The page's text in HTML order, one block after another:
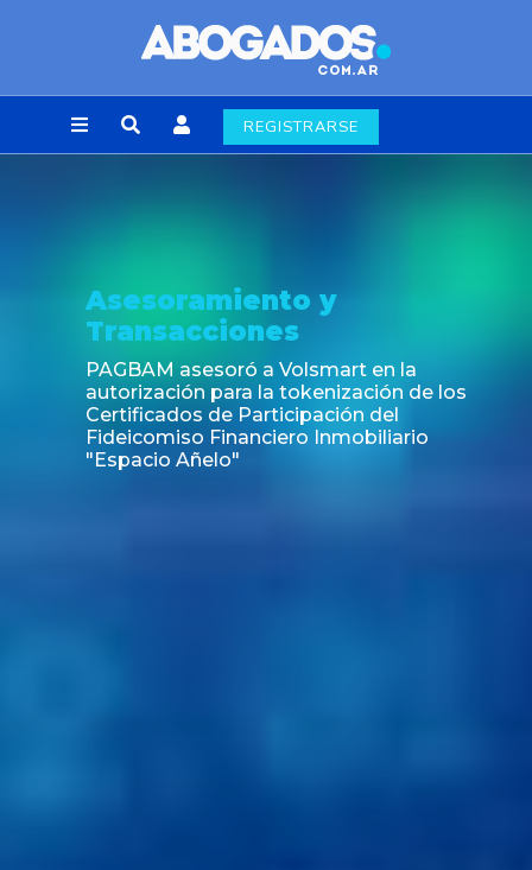
REGISTRARSE
Asesoramiento y
Transacciones
PAGBAM asesoró a Volsmart en la
autorización para la tokenización de los
Certificados de Participación del
Fideicomiso Financiero Inmobiliario
"Espacio Añelo"